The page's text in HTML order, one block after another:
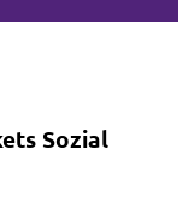
Sozial